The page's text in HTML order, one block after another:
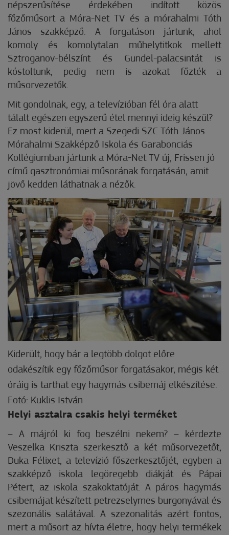
népszerűsítése érdekében indított közös
főzőműsort a Móra-Net TV és a mórahalmi Tóth
János szakképző. A forgatáson jártunk, ahol
komoly és komolytalan műhelytitkok mellett
Sztroganov-bélszínt és Gundel-palacsintát is
kóstoltunk, pedig nem is azokat főzték a
műsorvezetők.
Mit gondolnak, egy, a televízióban fél óra alatt
tálalt egészen egyszerű étel mennyi ideig készül?
Ez most kiderül, mert a Szegedi SZC Tóth János
Mórahalmi Szakképző Iskola és Garabonciás
Kollégiumban jártunk a Móra-Net TV új, Frissen jó
című gasztronómiai műsorának forgatásán, amit
jövő kedden láthatnak a nézők.
Kiderült, hogy bár a legtöbb dolgot előre
odakészítik egy főzőműsor forgatásakor, mégis két
óráig is tarthat egy hagymás csibemáj elkészítése.
Fotó: Kuklis István
Helyi asztalra csakis helyi terméket
– A májról ki fog beszélni nekem? – kérdezte
Veszelka Kriszta szerkesztő a két műsorvezetőt,
Duka Félixet, a televízió főszerkesztőjét, egyben a
szakképző iskola legöregebb diákját és Pápai
Pétert, az iskola szakoktatóját. A páros hagymás
csibemájat készített petrezselymes burgonyával és
szezonális salátával. A szezonalitás azért fontos,
mert a műsort az hívta életre, hogy helyi termékek